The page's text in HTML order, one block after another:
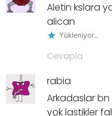
Aletin kslara
alican
Yükleniyor...
Cevapla
rabia
Arkadaslar bn
yok lastikler